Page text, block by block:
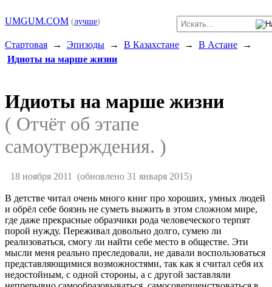
UMGUM.COM (лучше)
Стартовая → Эпизоды → В Казахстане → В Астане →
Идиоты на марше жизни
Идиоты на марше жизни
( Отчёт об этапе
самоутверждения. )
18 ноября 2011 (обновлено 31 января 2015)
В детстве читал очень много книг про хороших, умных людей
и обрёл себе боязнь не суметь выжить в этом сложном мире,
где даже прекрасные образчики рода человеческого терпят
порой нужду. Переживал довольно долго, сумею ли
реализоваться, смогу ли найти себе место в обществе. Эти
мысли меня реально преследовали, не давали воспользоваться
представляющимися возможностями, так как я считал себя их
недостойным, с одной стороны, а с другой заставляли